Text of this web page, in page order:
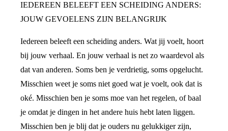
IEDEREEN BELEEFT EEN SCHEIDING ANDERS:
JOUW GEVOELENS ZIJN BELANGRIJK
Iedereen beleeft een scheiding anders. Wat jij voelt, hoort
bij jouw verhaal. En jouw verhaal is net zo waardevol als
dat van anderen. Soms ben je verdrietig, soms opgelucht.
Misschien weet je soms niet goed wat je voelt, ook dat is
oké. Misschien ben je soms moe van het regelen, of baal
je omdat je dingen in het andere huis hebt laten liggen.
Misschien ben je blij dat je ouders nu gelukkiger zijn,